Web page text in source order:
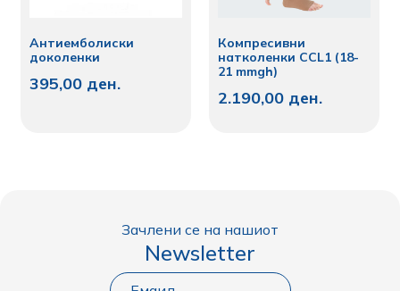
Антиемболиски
доколенки
395,00 ден.
Компресивни
натколенки CCL1 (18-
21 mmgh)
2.190,00 ден.
Зачлени се на нашиот
Newsletter